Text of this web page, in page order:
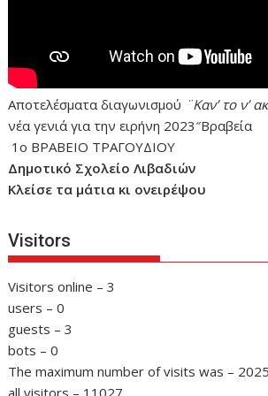
Αποτελέσματα διαγωνισμού ¨Καν’ το ν’
νέα γενιά για την ειρήνη 2023″Βραβεία
1ο ΒΡΑΒΕΙΟ ΤΡΑΓΟΥΔΙΟΥ
Δημοτικό Σχολείο Λιβαδιών
Κλείσε τα μάτια κι ονειρέψου
Visitors
Visitors online – 3
users – 0
guests – 3
bots – 0
The maximum number of visits was –